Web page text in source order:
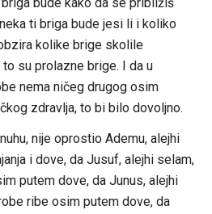
ti briga bude jesi li i koliko
kolike brige skolile
to su prolazne brige. I da u
nema ničeg drugog osim
zdravlja, to bi bilo dovoljno.
nije oprostio Ademu, alejhi
i dove, da Jusuf, alejhi selam,
putem dove, da Junus, alejhi
ribe osim putem dove, da